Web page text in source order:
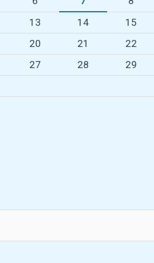
13 14 15
20 21 22
27 28 29